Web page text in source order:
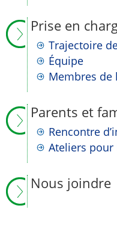
Prise en
Trajectoire
Équipe
Membres de
Parents et
Rencontre
Ateliers
Nous joindre